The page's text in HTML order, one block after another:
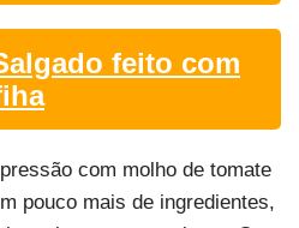
feito com
com molho de tomate
pouco mais de ingredientes,